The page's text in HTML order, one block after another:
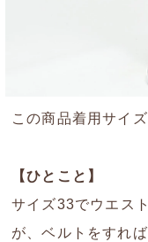
この商品着用サイ
【ひとこと】
サイズ33でウエス
が、ベルトをすれ